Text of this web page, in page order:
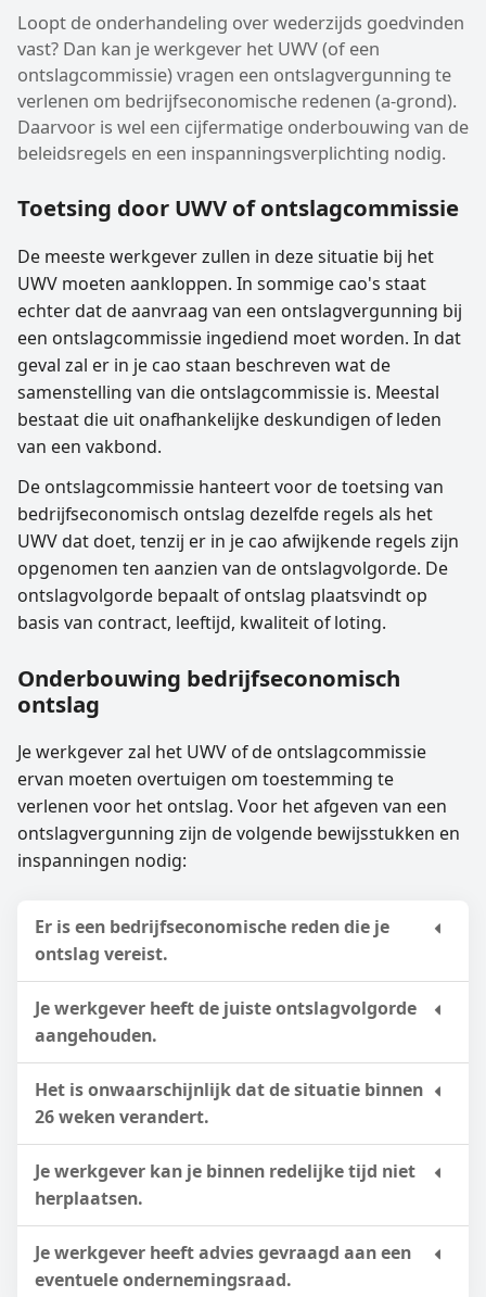
Loopt de onderhandeling over wederzijds goedvinden
vast? Dan kan je werkgever het UWV (of een
ontslagcommissie) vragen een ontslagvergunning te
verlenen om bedrijfseconomische redenen (a-grond).
Daarvoor is wel een cijfermatige onderbouwing van de
beleidsregels en een inspanningsverplichting nodig.
Toetsing door UWV of ontslagcommissie
De meeste werkgever zullen in deze situatie bij het
UWV moeten aankloppen. In sommige cao's staat
echter dat de aanvraag van een ontslagvergunning bij
een ontslagcommissie ingediend moet worden. In dat
geval zal er in je cao staan beschreven wat de
samenstelling van die ontslagcommissie is. Meestal
bestaat die uit onafhankelijke deskundigen of leden
van een vakbond.
De ontslagcommissie hanteert voor de toetsing van
bedrijfseconomisch ontslag dezelfde regels als het
UWV dat doet, tenzij er in je cao afwijkende regels zijn
opgenomen ten aanzien van de ontslagvolgorde. De
ontslagvolgorde bepaalt of ontslag plaatsvindt op
basis van contract, leeftijd, kwaliteit of loting.
Onderbouwing bedrijfseconomisch
ontslag
Je werkgever zal het UWV of de ontslagcommissie
ervan moeten overtuigen om toestemming te
verlenen voor het ontslag. Voor het afgeven van een
ontslagvergunning zijn de volgende bewijsstukken en
inspanningen nodig:
Er is een bedrijfseconomische reden die je
ontslag vereist.
Je werkgever heeft de juiste ontslagvolgorde
aangehouden.
Het is onwaarschijnlijk dat de situatie binnen
26 weken verandert.
Je werkgever kan je binnen redelijke tijd niet
herplaatsen.
Je werkgever heeft advies gevraagd aan een
eventuele ondernemingsraad.